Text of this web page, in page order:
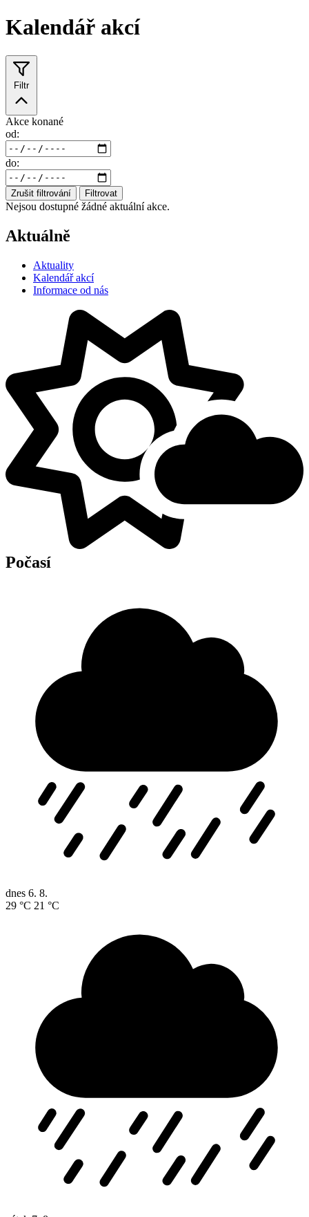
Kalendář akcí
Filtr
Akce konané
od:
do:
Zrušit filtrování Filtrovat
Nejsou dostupné žádné aktuální akce.
Aktuálně
Aktuality
Kalendář akcí
Informace od nás
Počasí
dnes 6. 8.
29 °C 21 °C